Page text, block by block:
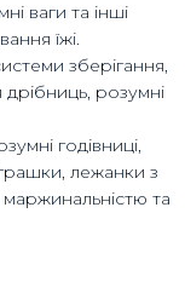
ваги та інші
їжі.
зберігання,
розумні
годівниці,
лежанки з
маржинальністю та